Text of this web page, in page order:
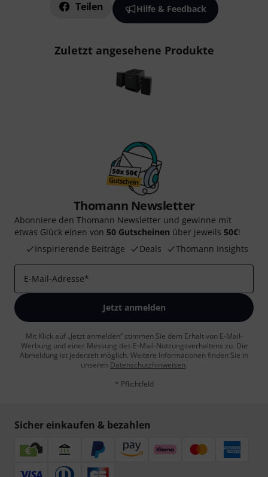
Teilen Hilfe & Feedback
Zuletzt angesehene Produkte
Thomann Newsletter
Abonniere den Thomann Newsletter und gewinne mit
etwas Glück einen von 50 Gutscheinen über jeweils 50€!
Inspirierende Beiträge
Deals Thomann Insights
E-Mail-Adresse*
Jetzt anmelden
Mit Klick auf „Jetzt anmelden“ stimmen Sie dem Erhalt von E-Mail-
Werbung und einer Messung des E-Mail-Nutzungsverhaltens zu. Die
Abmeldung ist jederzeit möglich. Weitere Informationen finden Sie in
unseren Datenschutzhinweisen.
* Pflichtfeld
Sicher einkaufen & bezahlen